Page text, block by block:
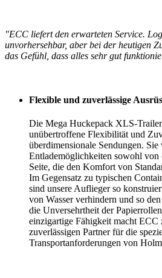
"ECC liefert den erwarteten Service.
unvorhersehbar, aber bei der heutigen
das Gefühl, dass alles sehr gut
Flexible und zuverlässige
Die Mega Huckepack XLS-
unübertroffene Flexibilität und
überdimensionale Sendungen.
Entlademöglichkeiten sowohl von
Seite, die den Komfort von
Im Gegensatz zu typischen
sind unsere Auflieger so
von Wasser verhindern und so
die Unversehrtheit der
einzigartige Fähigkeit macht ECC
zuverlässigen Partner für die
Transportanforderungen von